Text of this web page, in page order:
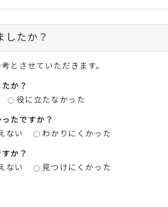
したか？
とさせていただきます。
か？
役に立たなかった
たですか？
ない
わかりにくかった
か？
ない 見つけにくかった